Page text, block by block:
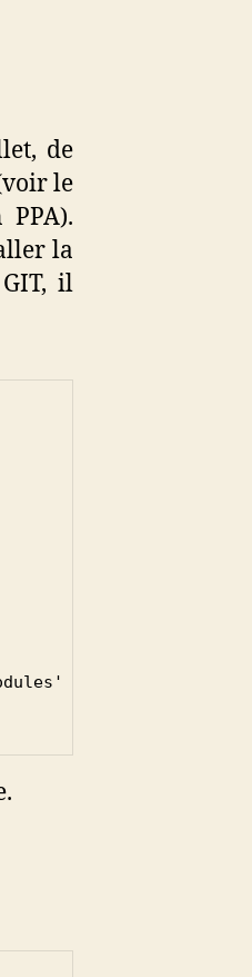
de
le
la
il
>> ~/.profile